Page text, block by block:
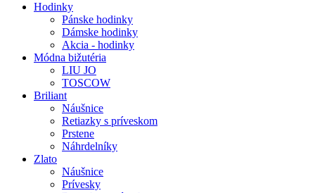
Hodinky
Pánske hodinky
Dámske hodinky
Akcia - hodinky
Módna bižutéria
LIU JO
TOSCOW
Briliant
Náušnice
Retiazky s príveskom
Prstene
Náhrdelníky
Zlato
Náušnice
Prívesky